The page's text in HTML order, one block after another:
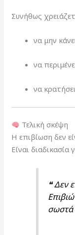
Συνήθως
να μην
να
να
Τελική σκέψη
Η επιβίωση δεν
Είναι διαδικασία
❝ Δεν
σωστά